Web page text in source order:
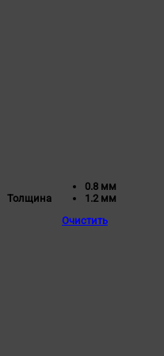
Толщина
0.8 мм
1.2 мм
Очистить